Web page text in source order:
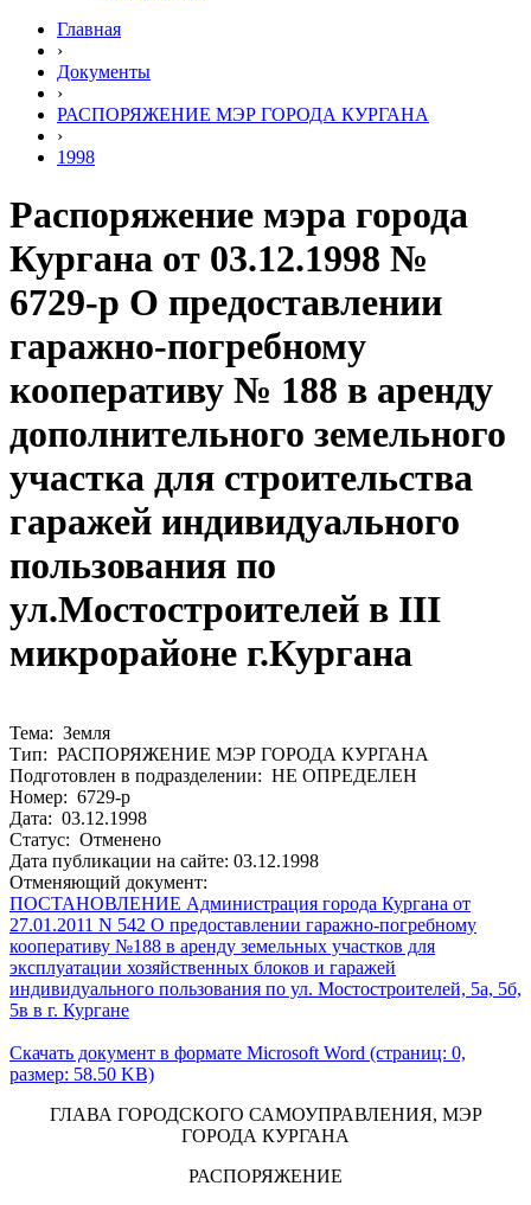
Главная
›
Документы
›
РАСПОРЯЖЕНИЕ МЭР ГОРОДА КУРГАНА
›
1998
Распоряжение мэра города
Кургана от 03.12.1998 №
6729-р О предоставлении
гаражно-погребному
кооперативу № 188 в аренду
дополнительного земельного
участка для строительства
гаражей индивидуального
пользования по
ул.Мостостроителей в III
микрорайоне г.Кургана
Тема: Земля
Тип: РАСПОРЯЖЕНИЕ МЭР ГОРОДА КУРГАНА
Подготовлен в подразделении: НЕ ОПРЕДЕЛЕН
Номер: 6729-р
Дата: 03.12.1998
Статус: Отменено
Дата публикации на сайте: 03.12.1998
Отменяющий документ:
ПОСТАНОВЛЕНИЕ Администрация города Кургана от
27.01.2011 N 542 О предоставлении гаражно-погребному
кооперативу №188 в аренду земельных участков для
эксплуатации хозяйственных блоков и гаражей
индивидуального пользования по ул. Мостостроителей, 5а, 5б,
5в в г. Кургане
Скачать документ в формате Microsoft Word (страниц: 0,
размер: 58.50 KB)
ГЛАВА ГОРОДСКОГО САМОУПРАВЛЕНИЯ, МЭР
ГОРОДА КУРГАНА
РАСПОРЯЖЕНИЕ